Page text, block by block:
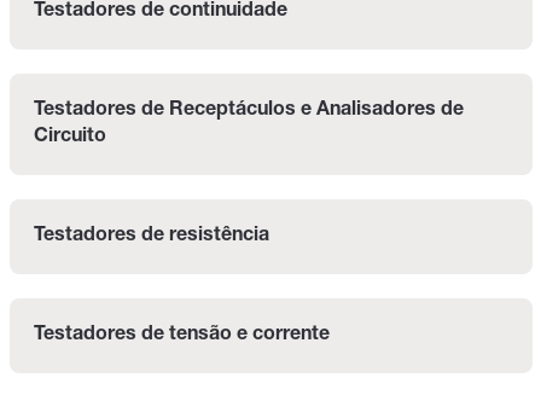
Testadores de continuidade
Testadores de Receptáculos e Analisadores de
Circuito
Testadores de resistência
Testadores de tensão e corrente